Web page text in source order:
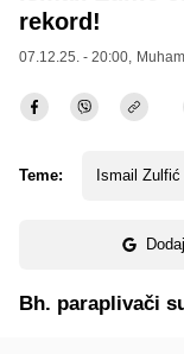
rekord!
07.12.25. - 20:00,
Teme: Ismail Zulfić
Bh. paraplivači